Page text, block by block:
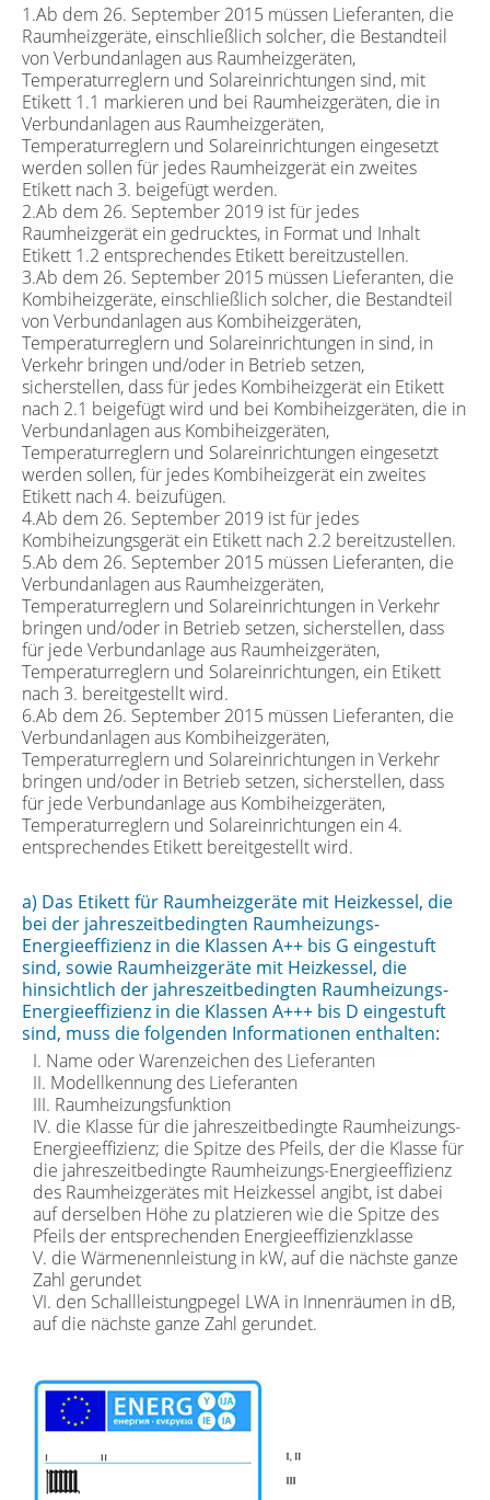
1.Ab dem 26. September 2015 müssen Lieferanten, die
Raumheizgeräte, einschließlich solcher, die Bestandteil
von Verbundanlagen aus Raumheizgeräten,
Temperaturreglern und Solareinrichtungen sind, mit
Etikett 1.1 markieren und bei Raumheizgeräten, die in
Verbundanlagen aus Raumheizgeräten,
Temperaturreglern und Solareinrichtungen eingesetzt
werden sollen für jedes Raumheizgerät ein zweites
Etikett nach 3. beigefügt werden.
2.Ab dem 26. September 2019 ist für jedes
Raumheizgerät ein gedrucktes, in Format und Inhalt
Etikett 1.2 entsprechendes Etikett bereitzustellen.
3.Ab dem 26. September 2015 müssen Lieferanten, die
Kombiheizgeräte, einschließlich solcher, die Bestandteil
von Verbundanlagen aus Kombiheizgeräten,
Temperaturreglern und Solareinrichtungen in sind, in
Verkehr bringen und/oder in Betrieb setzen,
sicherstellen, dass für jedes Kombiheizgerät ein Etikett
nach 2.1 beigefügt wird und bei Kombiheizgeräten, die in
Verbundanlagen aus Kombiheizgeräten,
Temperaturreglern und Solareinrichtungen eingesetzt
werden sollen, für jedes Kombiheizgerät ein zweites
Etikett nach 4. beizufügen.
4.Ab dem 26. September 2019 ist für jedes
Kombiheizungsgerät ein Etikett nach 2.2 bereitzustellen.
5.Ab dem 26. September 2015 müssen Lieferanten, die
Verbundanlagen aus Raumheizgeräten,
Temperaturreglern und Solareinrichtungen in Verkehr
bringen und/oder in Betrieb setzen, sicherstellen, dass
für jede Verbundanlage aus Raumheizgeräten,
Temperaturreglern und Solareinrichtungen, ein Etikett
nach 3. bereitgestellt wird.
6.Ab dem 26. September 2015 müssen Lieferanten, die
Verbundanlagen aus Kombiheizgeräten,
Temperaturreglern und Solareinrichtungen in Verkehr
bringen und/oder in Betrieb setzen, sicherstellen, dass
für jede Verbundanlage aus Kombiheizgeräten,
Temperaturreglern und Solareinrichtungen ein 4.
entsprechendes Etikett bereitgestellt wird.
a) Das Etikett für Raumheizgeräte mit Heizkessel, die
bei der jahreszeitbedingten Raumheizungs-
Energieeffizienz in die Klassen A++ bis G eingestuft
sind, sowie Raumheizgeräte mit Heizkessel, die
hinsichtlich der jahreszeitbedingten Raumheizungs-
Energieeffizienz in die Klassen A+++ bis D eingestuft
sind, muss die folgenden Informationen enthalten:
I. Name oder Warenzeichen des Lieferanten
II. Modellkennung des Lieferanten
III. Raumheizungsfunktion
IV. die Klasse für die jahreszeitbedingte Raumheizungs-
Energieeffizienz; die Spitze des Pfeils, der die Klasse für
die jahreszeitbedingte Raumheizungs-Energieeffizienz
des Raumheizgerätes mit Heizkessel angibt, ist dabei
auf derselben Höhe zu platzieren wie die Spitze des
Pfeils der entsprechenden Energieeffizienzklasse
V. die Wärmenennleistung in kW, auf die nächste ganze
Zahl gerundet
VI. den Schallleistungpegel LWA in Innenräumen in dB,
auf die nächste ganze Zahl gerundet.